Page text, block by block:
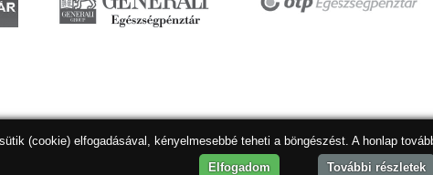
(cookie) elfogadásával, kényelmesebbé teheti a böngészést. A honlap
Elfogadom
További részletek